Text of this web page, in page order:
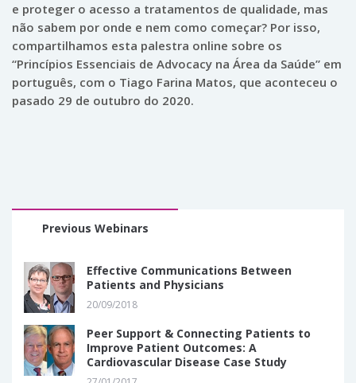
e proteger o acesso a tratamentos de qualidade, mas
não sabem por onde e nem como começar? Por isso,
compartilhamos esta palestra online sobre os
“Princípios Essenciais de Advocacy na Área da Saúde” em
português, com o Tiago Farina Matos, que aconteceu o
pasado 29 de outubro do 2020.
Previous Webinars
Effective Communications Between
Patients and Physicians
20/09/2018
Peer Support & Connecting Patients to
Improve Patient Outcomes: A
Cardiovascular Disease Case Study